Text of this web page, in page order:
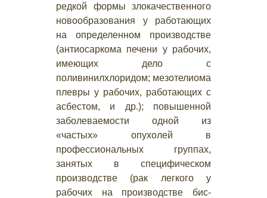
редкой формы злокачественного
новообразования у работающих
на определенном производстве
(антиосаркома печени у рабочих,
имеющих дело с
поливинилхлоридом; мезотелиома
плевры у рабочих, работающих с
асбестом, и др.); повышенной
заболеваемости одной из
«частых» опухолей в
профессиональных группах,
занятых в специфическом
производстве (рак легкого у
рабочих на производстве бис-